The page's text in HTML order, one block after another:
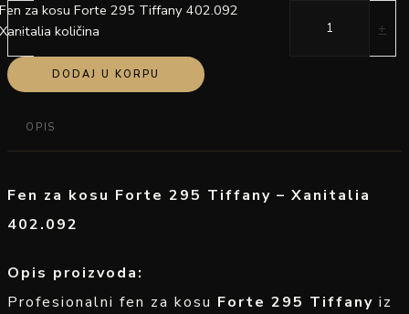
-
Fen za kosu Forte 295 Tiffany 402.092
Xanitalia količina
+
DODAJ U KORPU
OPIS
Fen za kosu Forte 295 Tiffany – Xanitalia
402.092
Opis proizvoda:
Profesionalni fen za kosu Forte 295 Tiffany iz